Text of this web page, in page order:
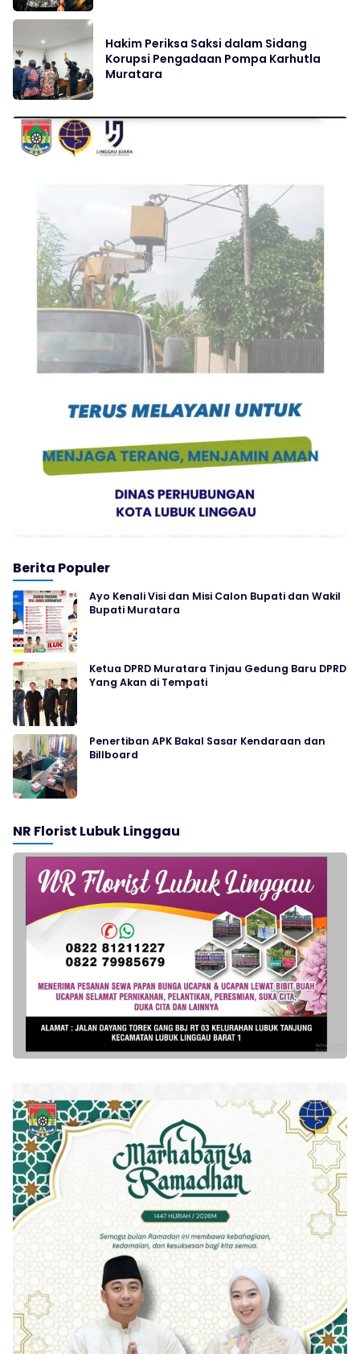
Hakim Periksa Saksi dalam Sidang
Korupsi Pengadaan Pompa Karhutla
Muratara
Berita Populer
Ayo Kenali Visi dan Misi Calon Bupati dan Wakil
Bupati Muratara
Ketua DPRD Muratara Tinjau Gedung Baru DPRD
Yang Akan di Tempati
Penertiban APK Bakal Sasar Kendaraan dan
Billboard
NR Florist Lubuk Linggau